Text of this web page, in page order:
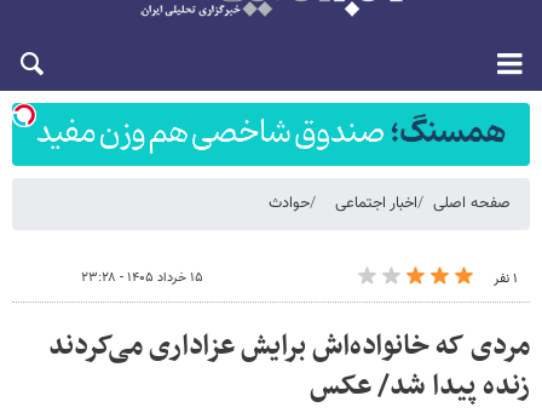
صفحه اصلی اخبار اجتماعی حوادث
۱ نفر ۱۵ خرداد ۱۴۰۵ - ۲۳:۲۸
مردی که خانواده‌اش برایش عزاداری می‌کردند
زنده پیدا شد/ عکس